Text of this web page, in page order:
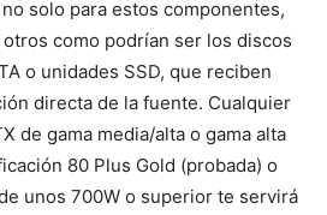
solo para estos componentes,
otros como podrían ser los discos
o unidades SSD, que reciben
directa de la fuente. Cualquier
de gama media/alta o gama alta
80 Plus Gold (probada) o
unos 700W o superior te servirá